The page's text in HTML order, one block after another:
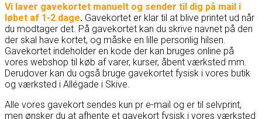
Vi laver gavekortet manuelt og sender til dig på mail i
løbet af 1-2 dage. Gavekortet er klar til at blive printet ud når
du modtager det. På gavekortet kan du skrive navnet på den
der skal have kortet, og måske en lille personlig hilsen.
Gavekortet indeholder en kode der kan bruges online på
vores webshop til køb af varer, kurser, åbent værksted mm.
Derudover kan du også bruge gavekortet fysisk i vores butik
og værksted i Allégade i Skive.
Alle vores gavekort sendes kun pr e-mail og er til selvprint,
men ønsker du at afhente et gavekort fysisk i vores værksted